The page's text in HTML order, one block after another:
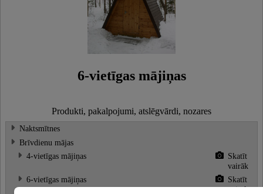
6-vietīgas mājiņas
Produkti, pakalpojumi, atslēgvārdi, nozares
Naktsmītnes
Brīvdienu mājas
4-vietīgas mājiņas
Skatīt
vairāk
6-vietīgas mājiņas
Skatīt
vairāk